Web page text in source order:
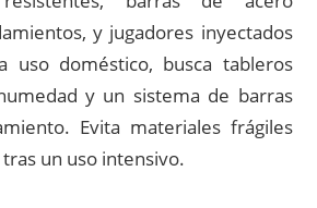
y jugadores inyectados
uso doméstico, busca tableros
y un sistema de barras
Evita materiales frágiles
un uso intensivo.